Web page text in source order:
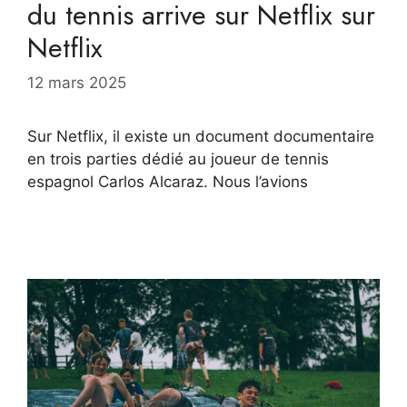
du tennis arrive sur Netflix sur
Netflix
12 mars 2025
Sur Netflix, il existe un document documentaire
en trois parties dédié au joueur de tennis
espagnol Carlos Alcaraz. Nous l’avions